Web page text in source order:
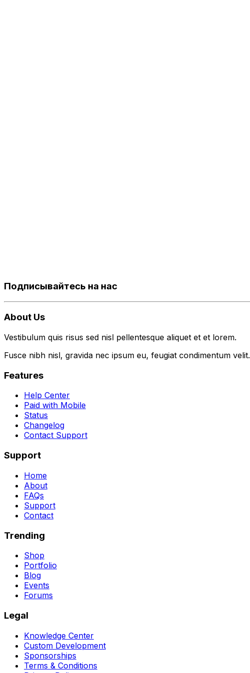
Подписывайтесь на нас
About Us
Vestibulum quis risus sed nisl pellentesque aliquet et et lorem.
Fusce nibh nisl, gravida nec ipsum eu, feugiat condimentum velit.
Features
Help Center
Paid with Mobile
Status
Changelog
Contact Support
Support
Home
About
FAQs
Support
Contact
Trending
Shop
Portfolio
Blog
Events
Forums
Legal
Knowledge Center
Custom Development
Sponsorships
Terms & Conditions